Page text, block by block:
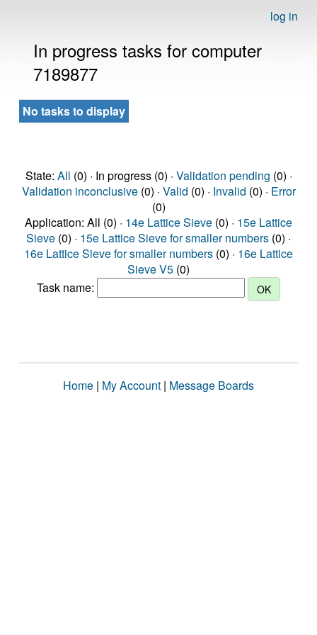
log in
In progress tasks for computer
7189877
No tasks to display
State: All (0) · In progress (0) · Validation pending (0) ·
Validation inconclusive(0) · Valid (0) · Invalid (0) · Error
(0)
Application: All (0) · 14e Lattice Sieve (0) · 15e Lattice
Sieve (0) · 15e Lattice Sieve for smaller numbers (0) ·
16e Lattice Sieve for smaller numbers (0) · 16e Lattice
Sieve V5 (0)
Task name:
Home | My Account | Message Boards